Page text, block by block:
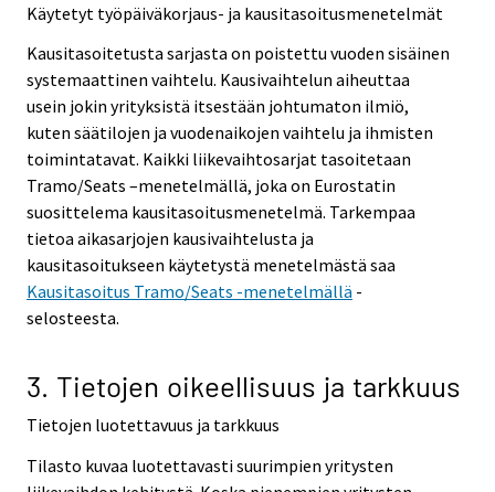
Käytetyt työpäiväkorjaus- ja kausitasoitusmenetelmät
Kausitasoitetusta sarjasta on poistettu vuoden sisäinen
systemaattinen vaihtelu. Kausivaihtelun aiheuttaa
usein jokin yrityksistä itsestään johtumaton ilmiö,
kuten säätilojen ja vuodenaikojen vaihtelu ja ihmisten
toimintatavat. Kaikki liikevaihtosarjat tasoitetaan
Tramo/Seats –menetelmällä, joka on Eurostatin
suosittelema kausitasoitusmenetelmä. Tarkempaa
tietoa aikasarjojen kausivaihtelusta ja
kausitasoitukseen käytetystä menetelmästä saa
Kausitasoitus Tramo/Seats -menetelmällä -
selosteesta.
3. Tietojen oikeellisuus ja tarkkuus
Tietojen luotettavuus ja tarkkuus
Tilasto kuvaa luotettavasti suurimpien yritysten